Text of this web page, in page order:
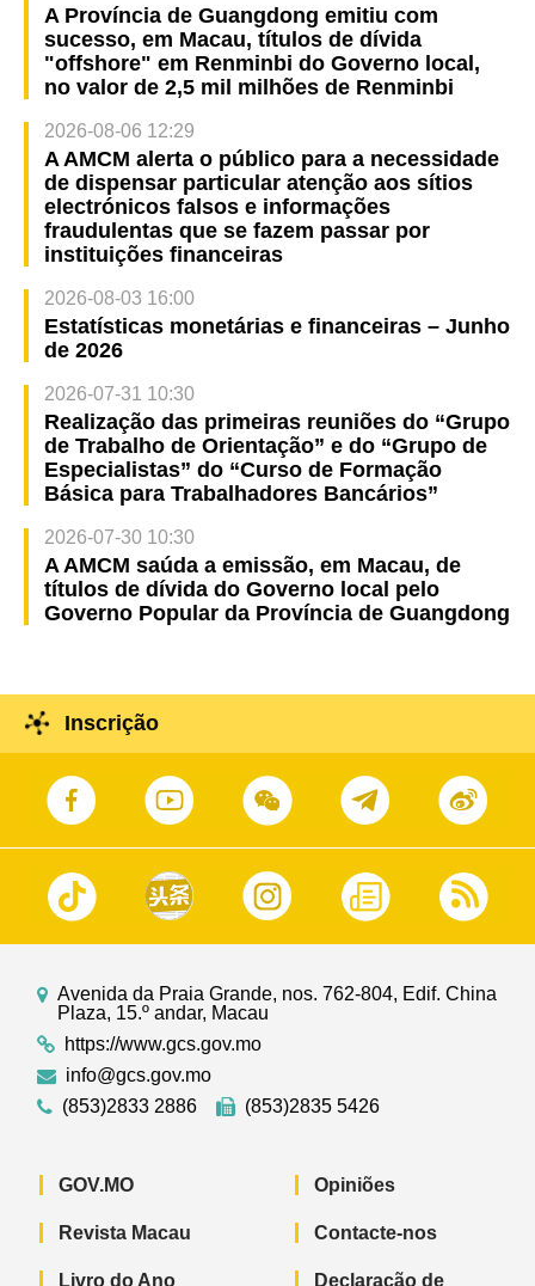
A Província de Guangdong emitiu com
sucesso, em Macau, títulos de dívida
"offshore" em Renminbi do Governo local,
no valor de 2,5 mil milhões de Renminbi
2026-08-06 12:29
A AMCM alerta o público para a necessidade
de dispensar particular atenção aos sítios
electrónicos falsos e informações
fraudulentas que se fazem passar por
instituições financeiras
2026-08-03 16:00
Estatísticas monetárias e financeiras – Junho
de 2026
2026-07-31 10:30
Realização das primeiras reuniões do “Grupo
de Trabalho de Orientação” e do “Grupo de
Especialistas” do “Curso de Formação
Básica para Trabalhadores Bancários”
2026-07-30 10:30
A AMCM saúda a emissão, em Macau, de
títulos de dívida do Governo local pelo
Governo Popular da Província de Guangdong
Inscrição
Avenida da Praia Grande, nos. 762-804, Edif. China
Plaza, 15.º andar, Macau
https://www.gcs.gov.mo
info@gcs.gov.mo
(853)2833 2886
(853)2835 5426
GOV.MO
Revista Macau
Livro do Ano
Opiniões
Contacte-nos
Declaração de